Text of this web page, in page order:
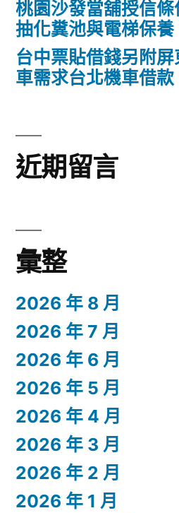
桃園沙發當舖授信
抽化糞池與電梯保養
台中票貼借錢另附
車需求台北機車借款
近期留言
彙整
2026 年 8 月
2026 年 7 月
2026 年 6 月
2026 年 5 月
2026 年 4 月
2026 年 3 月
2026 年 2 月
2026 年 1 月